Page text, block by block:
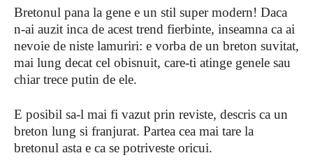
Bretonul pana la gene e un stil super modern! Daca
n-ai auzit inca de acest trend fierbinte, inseamna ca ai
nevoie de niste lamuriri: e vorba de un breton suvitat,
mai lung decat cel obisnuit, care-ti atinge genele sau
chiar trece putin de ele.
E posibil sa-l mai fi vazut prin reviste, descris ca un
breton lung si franjurat. Partea cea mai tare la
bretonul asta e ca se potriveste oricui.